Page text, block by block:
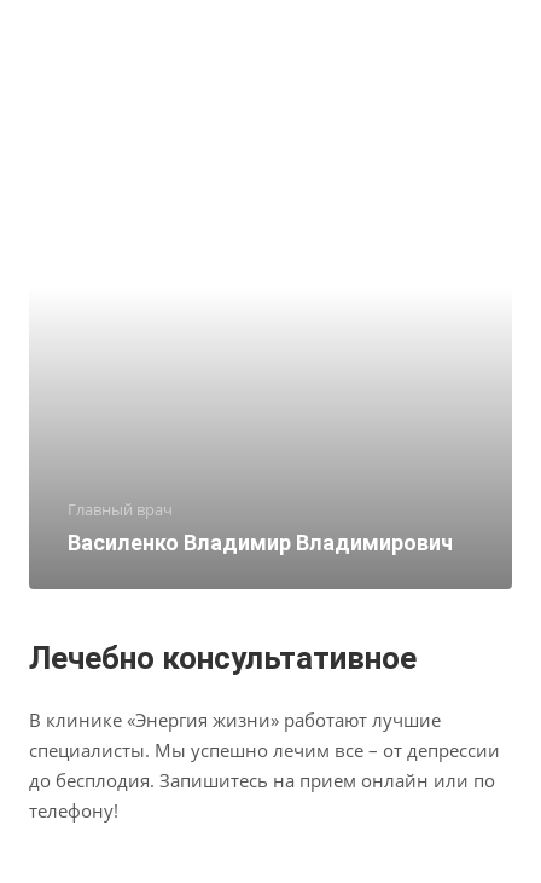
Главный врач
Василенко Владимир Владимирович
Лечебно консультативное
В клинике «Энергия жизни» работают лучшие
специалисты. Мы успешно лечим все – от депрессии
до бесплодия. Запишитесь на прием онлайн или по
телефону!